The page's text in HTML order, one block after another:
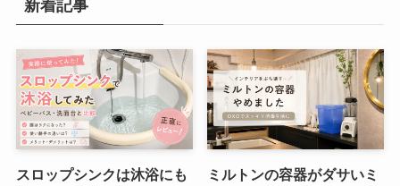
新着記事
スロップシンクは沐浴にも
ミルトンの容器がダサいミ